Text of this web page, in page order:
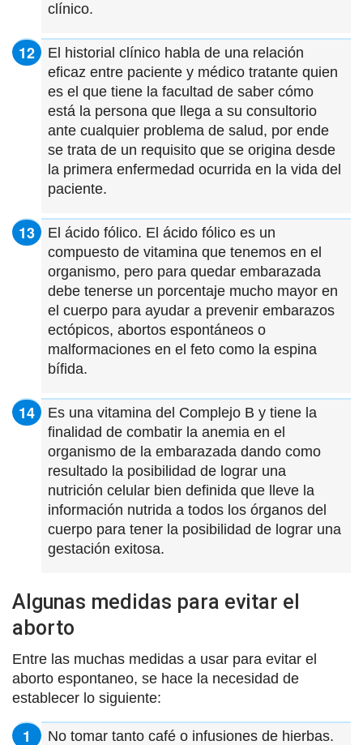
clínico.
El historial clínico habla de una relación
eficaz entre paciente y médico tratante quien
es el que tiene la facultad de saber cómo
está la persona que llega a su consultorio
ante cualquier problema de salud, por ende
se trata de un requisito que se origina desde
la primera enfermedad ocurrida en la vida del
paciente.
El ácido fólico. El ácido fólico es un
compuesto de vitamina que tenemos en el
organismo, pero para quedar embarazada
debe tenerse un porcentaje mucho mayor en
el cuerpo para ayudar a prevenir embarazos
ectópicos, abortos espontáneos o
malformaciones en el feto como la espina
bífida.
Es una vitamina del Complejo B y tiene la
finalidad de combatir la anemia en el
organismo de la embarazada dando como
resultado la posibilidad de lograr una
nutrición celular bien definida que lleve la
información nutrida a todos los órganos del
cuerpo para tener la posibilidad de lograr una
gestación exitosa.
Algunas medidas para evitar el
aborto
Entre las muchas medidas a usar para evitar el
aborto espontaneo, se hace la necesidad de
establecer lo siguiente:
No tomar tanto café o infusiones de hierbas.